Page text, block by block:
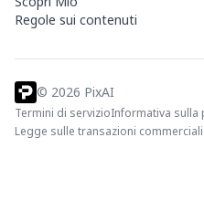
Regole sui contenuti
© 2026 PixAI
Termini di servizioInformativa sulla
Legge sulle transazioni